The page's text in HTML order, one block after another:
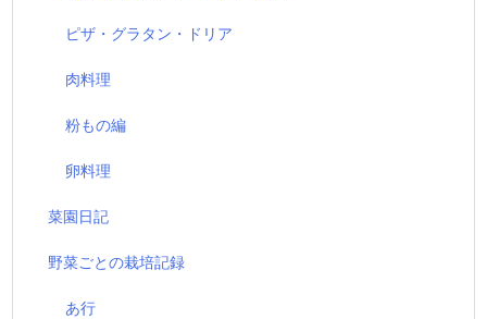
ピザ・グラタン・ドリア
肉料理
粉もの編
卵料理
菜園日記
野菜ごとの栽培記録
あ行